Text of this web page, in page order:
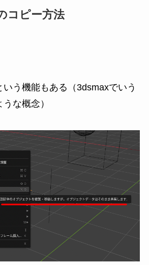
コピー方法
いう機能もある（3dsmaxでいう
な概念）